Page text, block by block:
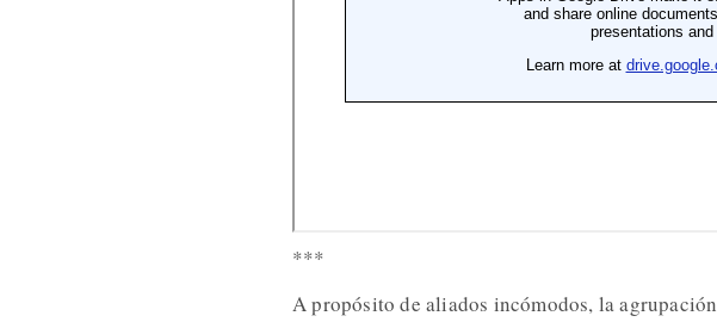
***
A propósito de aliados incómodos, la agrupación